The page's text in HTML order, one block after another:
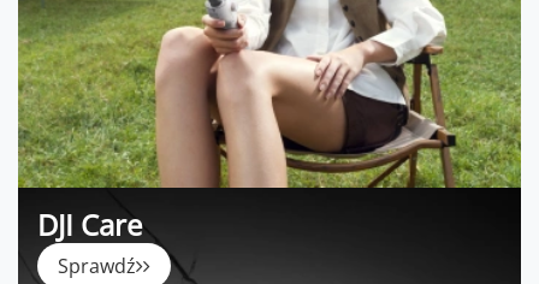
DJI Care
Sprawdź